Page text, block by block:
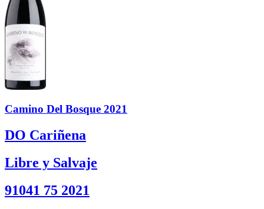
Camino Del Bosque 2021
DO Cariñena
Libre y Salvaje
91041 75 2021